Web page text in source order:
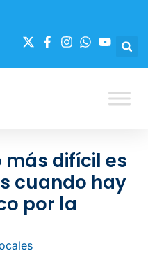
más difícil es
cuando hay
por la